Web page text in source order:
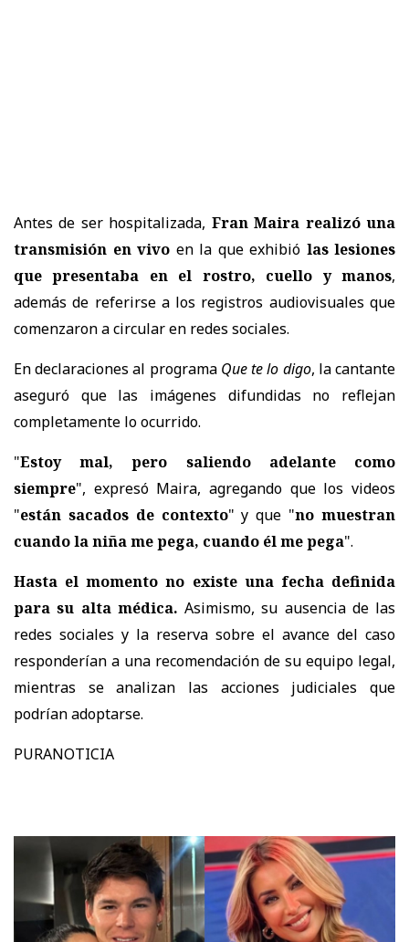
Antes de ser hospitalizada, Fran Maira realizó una
transmisión en vivo en la que exhibió las lesiones
que presentaba en el rostro, cuello y manos,
además de referirse a los registros audiovisuales que
comenzaron a circular en redes sociales.
En declaraciones al programa Que te lo digo, la cantante
aseguró que las imágenes difundidas no reflejan
completamente lo ocurrido.
"Estoy mal, pero saliendo adelante como
siempre", expresó Maira, agregando que los videos
"están sacados de contexto" y que "no muestran
cuando la niña me pega, cuando él me pega".
Hasta el momento no existe una fecha definida
para su alta médica. Asimismo,su ausencia de las
redes sociales y la reserva sobre el avance del caso
responderían a una recomendación de su equipo legal,
mientras se analizan las acciones judiciales que
podrían adoptarse.
PURANOTICIA